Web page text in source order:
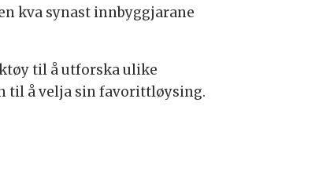
kva synast innbyggjarane
til å utforska ulike
til å velja sin favorittløysing.